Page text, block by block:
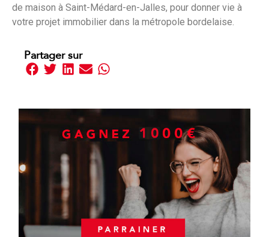
de maison à Saint-Médard-en-Jalles, pour donner vie à
votre projet immobilier dans la métropole bordelaise.
Partager sur